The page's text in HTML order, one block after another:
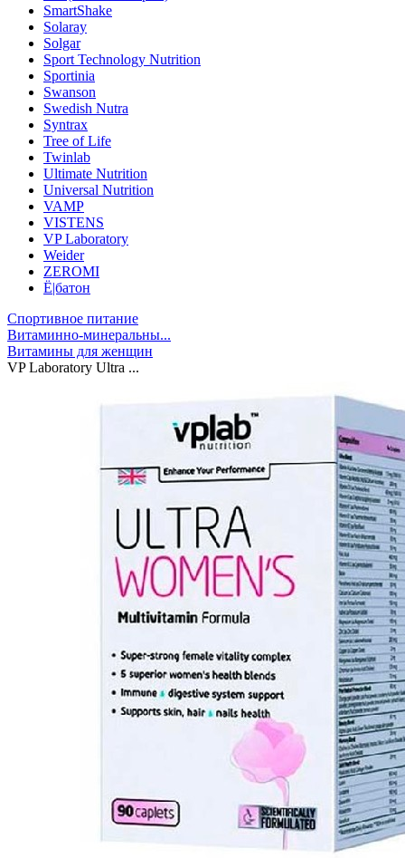
SmartShake
Solaray
Solgar
Sport Technology Nutrition
Sportinia
Swanson
Swedish Nutra
Syntrax
Tree of Life
Twinlab
Ultimate Nutrition
Universal Nutrition
VAMP
VISTENS
VP Laboratory
Weider
ZEROMI
Ё|батон
Спортивное питание
Витаминно-минеральны...
Витамины для женщин
VP Laboratory Ultra ...